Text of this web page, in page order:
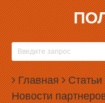
Главная Статьи
Новости
23.03.2022, 12:59
ФАС ПРОВЕРИТ
БУМАГУ
Федеральная
обоснованность